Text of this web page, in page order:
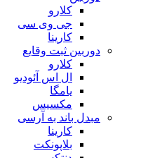
کلارو
جی وی سی
کارینا
دوربین ثبت وقایع
کلارو
ال اس آئودیو
یامگا
مکسیس
مبدل باند به آرسی
کارینا
بلاپونکت